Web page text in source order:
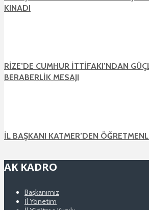
KINADI
RİZE’DE CUMHUR İTTİFAKI’NDAN
BERABERLİK MESAJI
İL BAŞKANI KATMER’DEN
AK KADRO
Başkanımız
İl Yönetim